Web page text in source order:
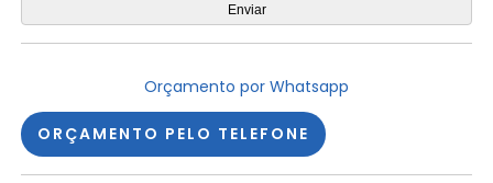
Orçamento por Whatsapp
ORÇAMENTO PELO TELEFONE